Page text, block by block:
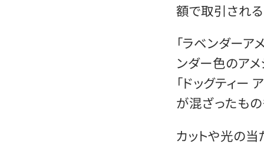
額で取引される
「ラベンダーア
ンダー色のアメ
「ドッグティー
が混ざったもの
カットや光の